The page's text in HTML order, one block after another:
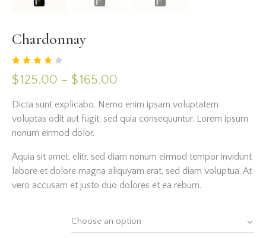
Chardonnay
Rated
4.00
based
on
1
custo
mer
$125.00 – $165.00
Dicta sunt explicabo. Nemo enim ipsam voluptatem
voluptas odit aut fugit, sed quia consequuntur. Lorem ipsum
nonum eirmod dolor.
Aquia sit amet, elitr, sed diam nonum eirmod tempor invidunt
labore et dolore magna aliquyam.erat, sed diam voluptua. At
vero accusam et justo duo dolores et ea rebum.